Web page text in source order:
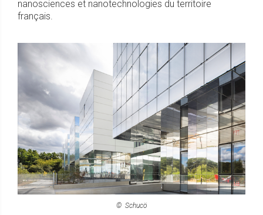
nanosciences et nanotechnologies du territoire
français.
©Schucö